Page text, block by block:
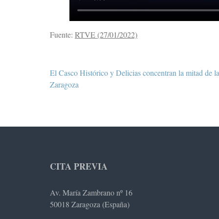
Fuente: RTVE (27/01/2022)
Navegación
de
El Casco Histórico y Delicias concentran la mitad de
Zaragoza
CITA PREVIA
Av. María Zambrano nº 16
50018 Zaragoza (España)